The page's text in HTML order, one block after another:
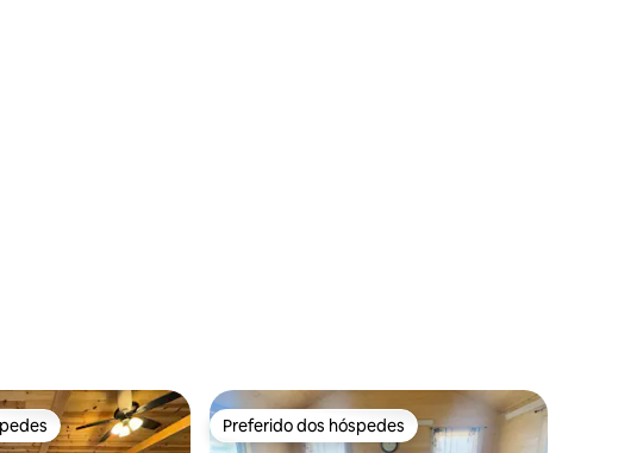
42 avaliações
Preferido dos hóspedes
Preferido dos hóspedes